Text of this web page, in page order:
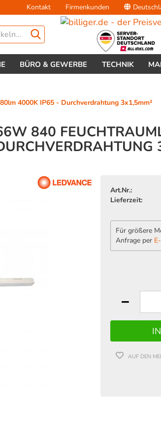
Kontakt Firmenkunden
Lieferland
Konto erstellen
BÜRO & GEWERBE TECHNIK
4000K IP65 - Durchverdrahtung 3x1,5mm²
840
Art.Nr.:
Lieferzeit:
Für größere
Anfrage per
AUF DEN